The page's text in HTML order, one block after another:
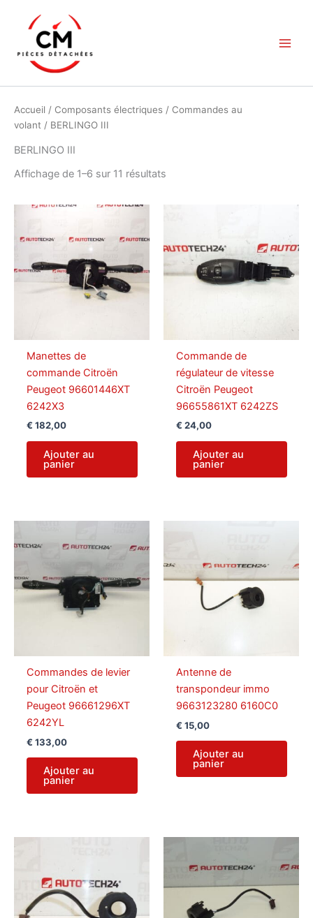
contenu
Accueil / Composants électriques / Commandes au
volant / BERLINGO III
BERLINGO III
Affichage de 1–6 sur 11 résultats
Manettes de
commande Citroën
Peugeot 96601446XT
6242X3
€ 182,00
Ajouter au
panier
Commande de
régulateur de vitesse
Citroën Peugeot
96655861XT 6242ZS
€ 24,00
Ajouter au
panier
Commandes de levier
pour Citroën et
Peugeot 96661296XT
6242YL
€ 133,00
Ajouter au
panier
Antenne de
transpondeur immo
9663123280 6160C0
€ 15,00
Ajouter au
panier